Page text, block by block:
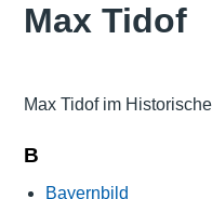
Max Tidof
Max Tidof im
B
Bayernbild